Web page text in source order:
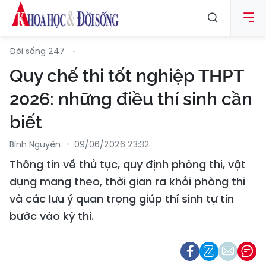
Đời sống 247
Quy chế thi tốt nghiệp THPT
2026: những điều thí sinh cần
biết
Bình Nguyên 09/06/2026 23:32
Thông tin về thủ tục, quy định phòng thi, vật
dụng mang theo, thời gian ra khỏi phòng thi
và các lưu ý quan trọng giúp thí sinh tự tin
bước vào kỳ thi.